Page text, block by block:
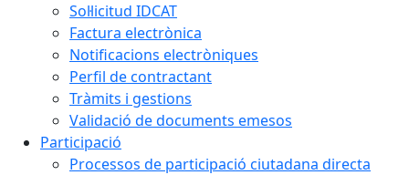
Sol·licitud IDCAT
Factura electrònica
Notificacions electròniques
Perfil de contractant
Tràmits i gestions
Validació de documents emesos
Participació
Processos de participació ciutadana directa